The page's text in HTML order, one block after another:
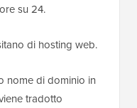
su 24.
di hosting web.
nome di dominio in
tradotto